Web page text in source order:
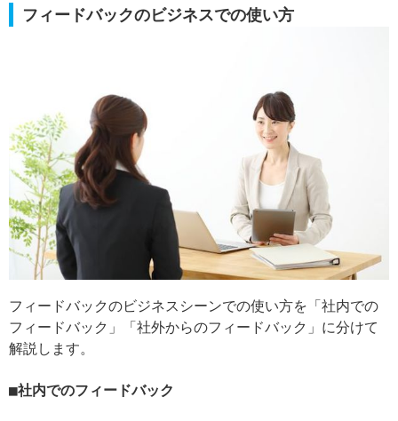
フィードバックのビジネスでの使い方
フィードバックのビジネスシーンでの使い方を「社内での
フィードバック」「社外からのフィードバック」に分けて
解説します。
社内でのフィードバック